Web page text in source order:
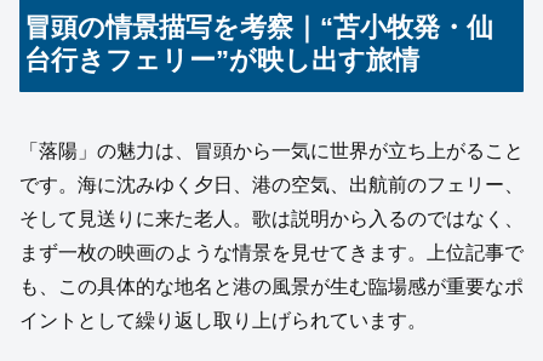
冒頭の情景描写を考察｜“苫小牧発・仙
台行きフェリー”が映し出す旅情
「落陽」の魅力は、冒頭から一気に世界が立ち上がること
です。海に沈みゆく夕日、港の空気、出航前のフェリー、
そして見送りに来た老人。歌は説明から入るのではなく、
まず一枚の映画のような情景を見せてきます。上位記事で
も、この具体的な地名と港の風景が生む臨場感が重要なポ
イントとして繰り返し取り上げられています。